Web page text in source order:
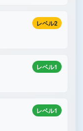
レベル2
レベル1
レベル1